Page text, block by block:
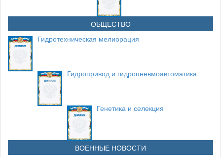
ОБЩЕСТВО
Гидротехническая мелиорация
Гидропривод и гидропневмоавтоматика
Генетика и селекция
ВОЕННЫЕ НОВОСТИ